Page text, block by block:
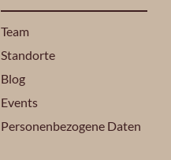
Team
Standorte
Blog
Events
Personenbezogene Daten